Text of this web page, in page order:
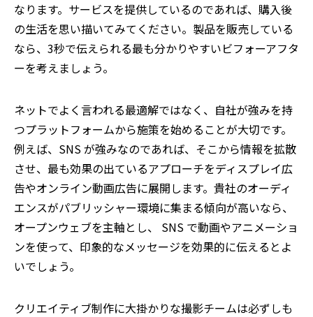
なります。サービスを提供しているのであれば、購入後
の生活を思い描いてみてください。製品を販売している
なら、3秒で伝えられる最も分かりやすいビフォーアフタ
ーを考えましょう。
ネットでよく言われる最適解ではなく、自社が強みを持
つプラットフォームから施策を始めることが大切です。
例えば、SNS が強みなのであれば、そこから情報を拡散
させ、最も効果の出ているアプローチをディスプレイ広
告やオンライン動画広告に展開します。貴社のオーディ
エンスがパブリッシャー環境に集まる傾向が高いなら、
オープンウェブを主軸とし、 SNS で動画やアニメーショ
ンを使って、印象的なメッセージを効果的に伝えるとよ
いでしょう。
クリエイティブ制作に大掛かりな撮影チームは必ずしも